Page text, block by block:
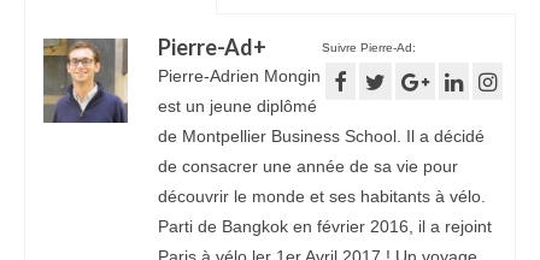
Suivre Pierre-Ad:
Pierre-Ad+
Pierre-Adrien Mongin
est un jeune diplômé
de Montpellier Business School. Il a décidé
de consacrer une année de sa vie pour
découvrir le monde et ses habitants à vélo.
Parti de Bangkok en février 2016, il a rejoint